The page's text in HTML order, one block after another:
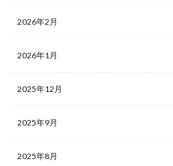
2026年2月
2026年1月
2025年12月
2025年9月
2025年8月